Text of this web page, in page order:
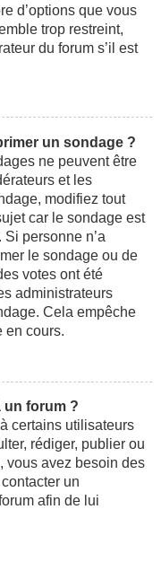
d’options que vous
trop restreint,
du forum s’il est
un sondage ?
ne peuvent être
et les
modifiez tout
car le sondage est
personne n’a
le sondage ou de
votes ont été
administrateurs
Cela empêche
en cours.
un forum ?
certains utilisateurs
rédiger, publier ou
vous avez besoin des
un
afin de lui